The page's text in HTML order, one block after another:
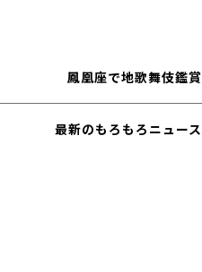
鳳凰座で地歌舞伎鑑賞
最新のもろもろニュース